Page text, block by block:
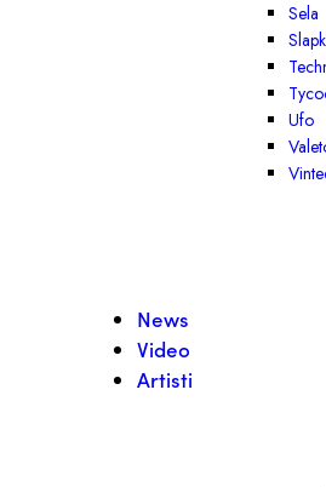
Sela
Ufo
News
Video
Artisti